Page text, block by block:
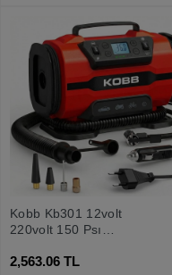
Kobb Kb301 12volt
220volt 150 Psı
Göstergeli Lastik Ve
2,563.06 TL